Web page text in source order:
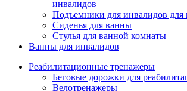
инвалидов
Подъемники для инвалидов для
Сиденья для ванны
Стулья для ванной комнаты
Ванны для инвалидов
Реабилитационные тренажеры
Беговые дорожки для
Велотренажеры